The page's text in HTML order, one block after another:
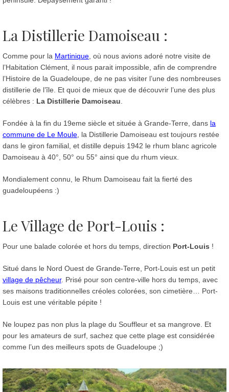
La Distillerie Damoiseau :
Comme pour la Martinique , où nous avions adoré notre visite de
l’Habitation Clément, il nous parait impossible, afin de comprendre
l’Histoire de la Guadeloupe, de ne pas visiter l’une des nombreuses
distillerie de l’île. Et quoi de mieux que de découvrir l’une des plus
célèbres : La Distillerie Damoiseau
Fondée à la fin du 19eme siècle et située à Grande-Terre, dans la
commune de Le Moule , la Distillerie Damoiseau est toujours restée
dans le giron familial, et distille depuis 1942 le rhum blanc agricole
Damoiseau à 40°, 50° ou 55° ainsi que du rhum vieux.
Mondialement connu, le Rhum Damoiseau fait la fierté des
guadeloupéens :)
Le Village de Port-Louis :
Pour une balade colorée et hors du temps, direction Port-Louis !
Situé dans le Nord Ouest de Grande-Terre, Port-Louis est un petit
village de pêcheur. Prisé pour son centre-ville hors du temps, avec
ses maisons traditionnelles créoles colorées, son cimetière… Port-
Louis est une véritable pépite !
Ne loupez pas non plus la plage du Souffleur et sa mangrove. Et
pour les amateurs de surf, sachez que cette plage est considérée
comme l’un des meilleurs spots de Guadeloupe ;)